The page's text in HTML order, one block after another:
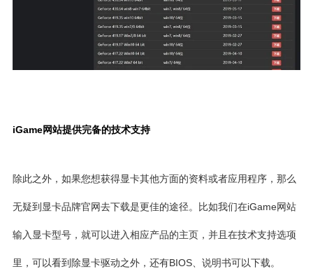
iGame网站提供完备的技术支持
除此之外，如果您想获得显卡其他方面的资料或者应用程序，那么
无疑到显卡品牌官网去下载是更佳的途径。比如我们在iGame网站
输入显卡型号，就可以进入相应产品的主页，并且在技术支持选项
里，可以看到除显卡驱动之外，还有BIOS、说明书可以下载。